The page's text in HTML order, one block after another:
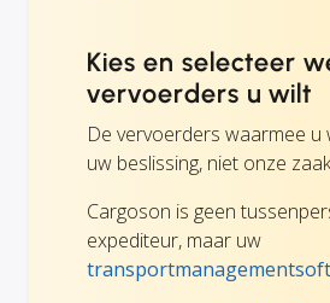
Kies en selecteer
vervoerders u wilt
De vervoerders waarmee u
uw beslissing, niet onze
Cargoson is geen
expediteur, maar uw